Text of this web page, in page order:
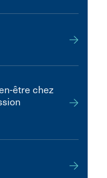
être chez